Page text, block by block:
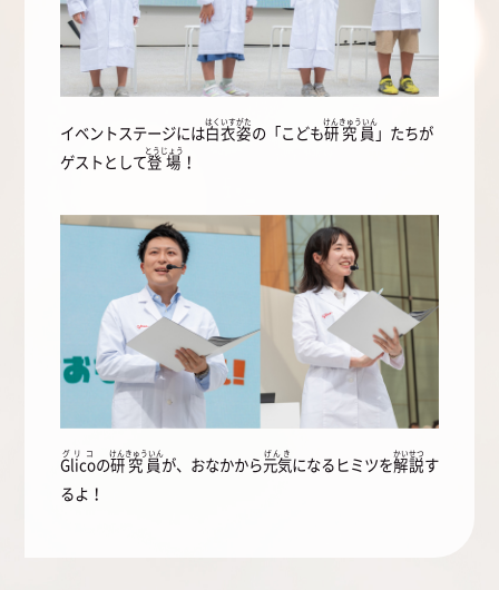
イベントステージには白衣姿
はくいすがた
の「こども研究員
けんきゅういん
」たちが
ゲストとして登場
とうじょう
！
Glico
グリコ
の研究員
けんきゅういん
が、おなかから元気
げんき
になるヒミツを解説
かいせつ
す
るよ！